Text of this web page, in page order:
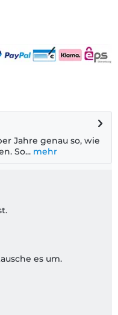
Jahre genau so, wie
So... mehr
es um.